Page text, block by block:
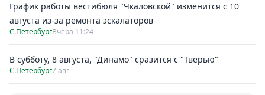
График работы вестибюля "Чкаловской" изменится с 10
августа из-за ремонта эскалаторов
С.ПетербургВчера 11:24
В субботу, 8 августа, "Динамо" сразится с "Тверью"
С.Петербург7 авг